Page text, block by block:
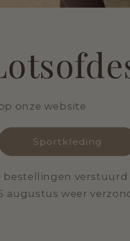
onze website
Sportkleding
verstuurd
augustus weer